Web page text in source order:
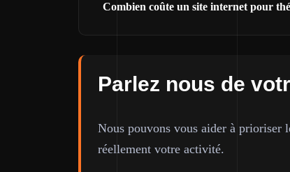
Combien coûte un site internet pour
Parlez nous de
Nous pouvons vous aider à prioriser
réellement votre activité.